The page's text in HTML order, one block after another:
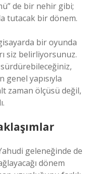
de bir nehir gibi;
tutacak bir dönem.
bir oyunda
siz belirliyorsunuz.
yapısıyla
zaman ölçüsü değil,
geleneğinde de
dönem